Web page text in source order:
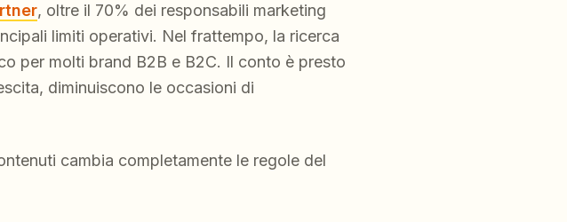
, oltre il 70% dei responsabili marketing
limiti operativi. Nel frattempo, la ricerca
per molti brand B2B e B2C. Il conto è presto
diminuiscono le occasioni di
cambia completamente le regole del